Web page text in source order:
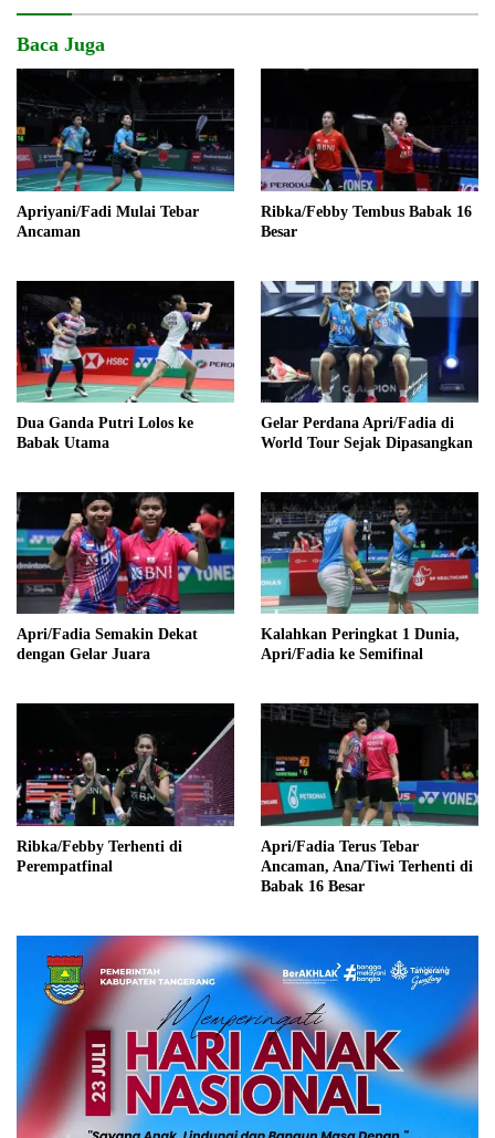
Baca Juga
Apriyani/Fadi Mulai Tebar
Ancaman
Ribka/Febby Tembus Babak 16
Besar
Dua Ganda Putri Lolos ke
Babak Utama
Gelar Perdana Apri/Fadia di
World Tour Sejak Dipasangkan
Apri/Fadia Semakin Dekat
dengan Gelar Juara
Kalahkan Peringkat 1 Dunia,
Apri/Fadia ke Semifinal
Ribka/Febby Terhenti di
Perempatfinal
Apri/Fadia Terus Tebar
Ancaman, Ana/Tiwi Terhenti di
Babak 16 Besar